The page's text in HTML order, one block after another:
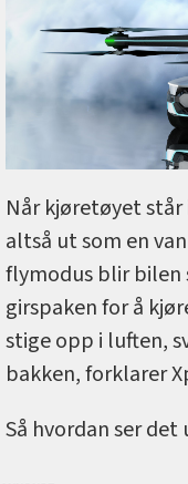
Når kjøretøyet står
altså ut som en
flymodus blir
girspaken for å
stige opp i luften,
bakken, forklarer
Så hvordan ser det